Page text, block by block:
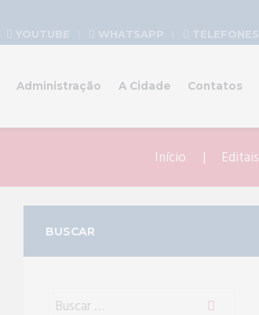
YOUTUBE WHATSAPP TELEFONES
Administração A Cidade Contatos
Início Editais
BUSCAR